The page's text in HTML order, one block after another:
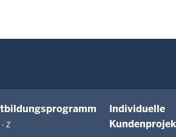
Z
Individuelle